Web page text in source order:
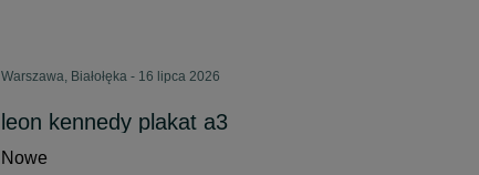
Warszawa, Białołęka - 16 lipca 2026
leon kennedy plakat a3
Nowe